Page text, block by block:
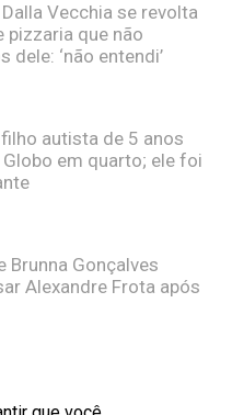
Vecchia se revolta
pizzaria que não
dele: ‘não entendi’
autista de 5 anos
em quarto; ele foi
Brunna Gonçalves
Alexandre Frota após